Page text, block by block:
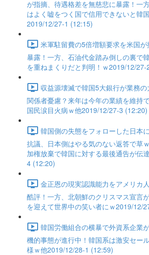
が指摘、待遇格差を無慈悲に暴露！一
はよく嘘をつく国で信用できないと韓
2019/12/27-1 (12:15)
米軍駐留費の5倍増額要求を米国
暴露！一方、石油代金踏み倒しの裏で
を重ねまくりだと判明！ｗ2019/12/27-
収益源壊滅で韓国5大銀行が業務
関係者憂慮？来年は今年の業績を維持
国民涙目火病ｗ他2019/12/27-3 (12:20)
韓国側の失態をフォローした日本
抗議、日本側はやる気のない返答で草
加権放棄で韓国に対する最後通告が伝
4 (12:20)
金正恩の現実認識能力をアメリカ
酷評！一方、北朝鮮のクリスマス宣言
を迎えて世界中の笑い者にｗ2019/12/
韓国労働組合の横暴で外資系企業
機的事態が進行中！韓国系は激安セー
様ｗ他2019/12/28-1 (12:59)